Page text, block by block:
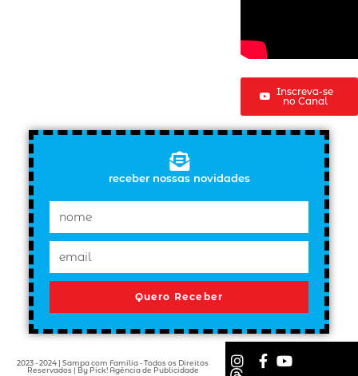
Inscreva-se
no Canal
receber nossas novidades
Quero Receber
2023 - 2024 | Sampa com Família - Todos os Direitos
Reservados | By Pick! Agência de Publicidade